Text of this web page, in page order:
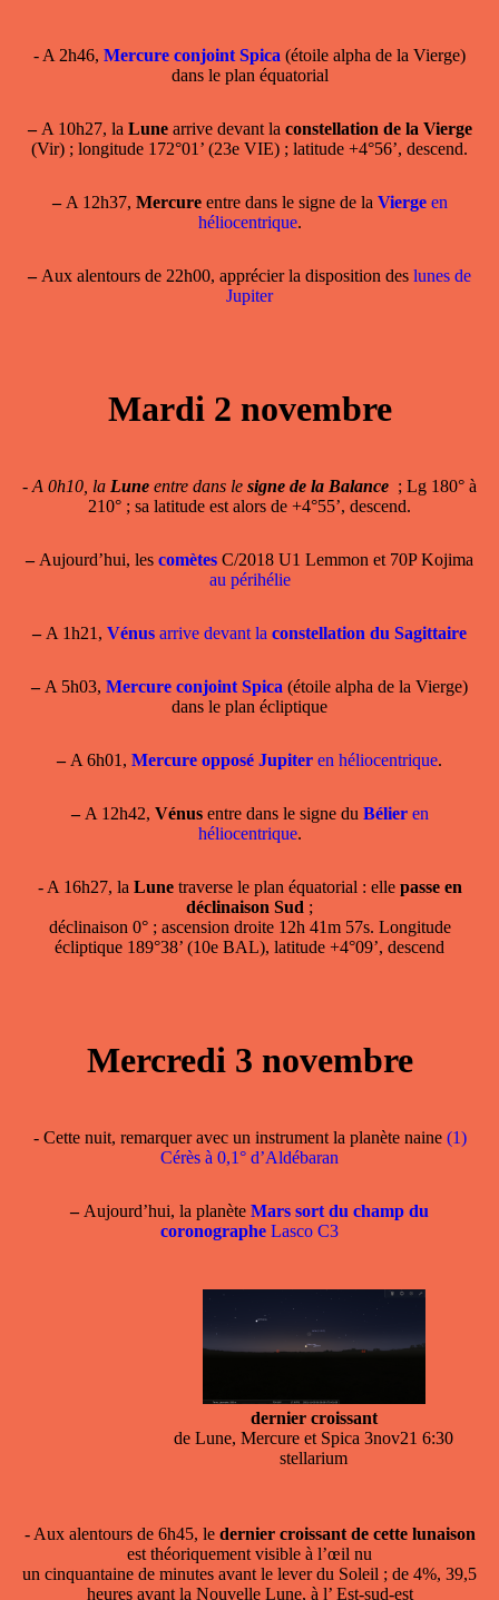
- A 2h46, Mercure conjoint Spica (étoile alpha de la Vierge)
dans le plan équatorial
–A 10h27, la Lunearrive devant la constellation de la Vierge
(Vir) ; longitude 172°01’ (23e VIE) ; latitude +4°56’, descend.
–A 12h37, Mercureentre dans le signe de la Viergeen
héliocentrique.
–Aux alentours de 22h00, apprécier la disposition des lunes de
Jupiter
Mardi 2 novembre
- A 0h10, la Lune entre dans le signe de la Balance ; Lg 180° à
210° ; sa latitude est alors de +4°55’, descend.
–Aujourd’hui, les comètes C/2018 U1 Lemmon et 70P Kojima
au périhélie
–A 1h21, Vénus arrive devant la constellation du Sagittaire
–A 5h03, Mercure conjoint Spica (étoile alpha de la Vierge)
dans le plan écliptique
–A 6h01, Mercure opposé Jupiter en héliocentrique.
–A 12h42, Vénusentre dans le signe du Bélieren
héliocentrique.
- A 16h27, la Lunetraverse le plan équatorial : elle passe en
déclinaison Sud ;
déclinaison 0° ; ascension droite 12h 41m 57s. Longitude
écliptique 189°38’ (10e BAL), latitude +4°09’, descend
Mercredi 3 novembre
- Cette nuit, remarquer avec un instrument la planète naine (1)
Cérès à 0,1° d’Aldébaran
–Aujourd’hui, la planète Mars sort du champ du
coronographe Lasco C3
dernier croissant
de Lune, Mercure et Spica 3nov21 6:30
stellarium
- Aux alentours de 6h45, le dernier croissant de cette lunaison
est théoriquement visible à l’œil nu
un cinquantaine de minutes avant le lever du Soleil ; de 4%, 39,5
heures avant la Nouvelle Lune, à l’ Est-sud-est